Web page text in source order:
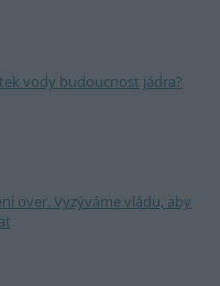
vody budoucnost jádra?
over. Vyzýváme vládu, aby